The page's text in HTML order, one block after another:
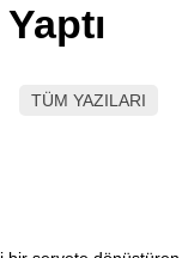
TikTok
Pinterest
TÜM YAZILARI